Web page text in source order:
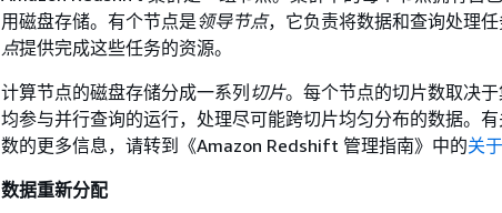
用磁盘存储。有个节点是领导节点，它负责将数据和查询处理任
点提供完成这些任务的资源。
计算节点的磁盘存储分成一系列切片。每个节点的切片数取决
均参与并行查询的运行，处理尽可能跨切片均匀分布的数据。
数的更多信息，请转到《Amazon Redshift 管理指南》 中的关
数据重新分配